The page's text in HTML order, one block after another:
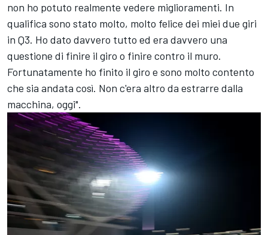
non ho potuto realmente vedere miglioramenti. In
qualifica sono stato molto, molto felice dei miei due giri
in Q3. Ho dato davvero tutto ed era davvero una
questione di finire il giro o finire contro il muro.
Fortunatamente ho finito il giro e sono molto contento
che sia andata così. Non c'era altro da estrarre dalla
macchina, oggi".